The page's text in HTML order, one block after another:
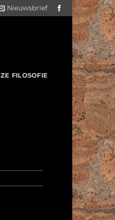
Nieuwsbrief
FILOSOFIE